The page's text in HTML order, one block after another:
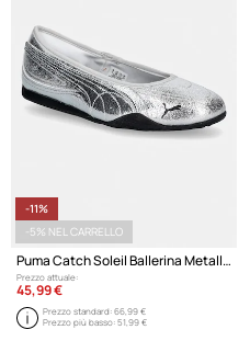
-11%
-5% NEL CARRELLO
Puma Catch Soleil Ballerina Metallic ballerine
Prezzo attuale:
45,99 €
Prezzo standard:66,99 €
Prezzo più basso:51,99 €